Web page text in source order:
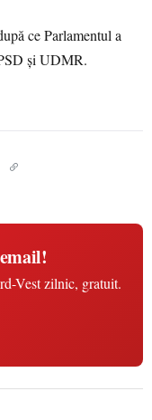
ce Parlamentul a
şi UDMR.
Vest zilnic, gratuit.